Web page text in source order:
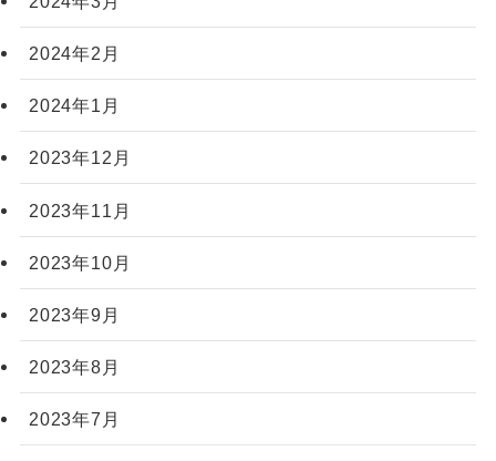
2024年2月
2024年1月
2023年12月
2023年11月
2023年10月
2023年9月
2023年8月
2023年7月